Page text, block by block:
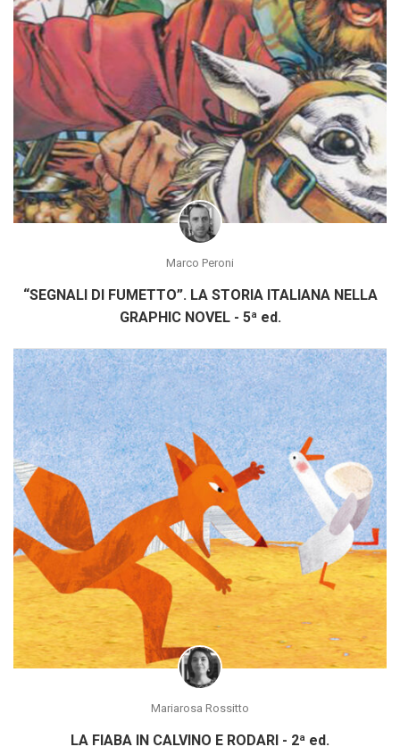
Marco Peroni
“SEGNALI DI FUMETTO”. LA STORIA ITALIANA NELLA
GRAPHIC NOVEL - 5ª ed.
Mariarosa Rossitto
LA FIABA IN CALVINO E RODARI - 2ª ed.